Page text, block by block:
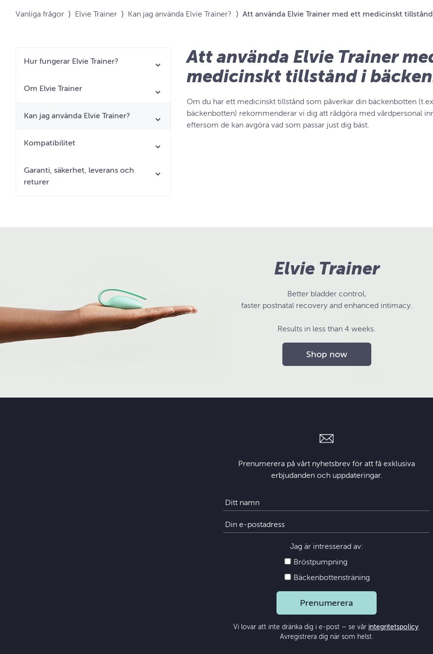
Vanliga frågor ⟩ Elvie Trainer ⟩ Kan jag använda Elvie Trainer? ⟩ Att använda Elvie Trainer med ett medicinskt
Hur fungerar Elvie Trainer?
Om Elvie Trainer
Kan jag använda Elvie Trainer?
Kompatibilitet
Garanti, säkerhet, leverans och
returer
Att använda Elvie Trainer
medicinskt tillstånd i
Om du har ett medicinskt tillstånd som påverkar din bäckenbotten
bäckenbotten) rekommenderar vi dig att rådgöra med vårdpersonal
eftersom de kan avgöra vad som passar just dig bäst.
Elvie Trainer
Better bladder control,
faster postnatal recovery and enhanced intimacy.
Results in less than 4 weeks.
Shop now
Prenumerera på vårt nyhetsbrev för att få exklusiva
erbjudanden och uppdateringar.
Jag är intresserad av:
Bröstpumpning
Bäckenbottensträning
Prenumerera
Vi lovar att inte dränka dig i e-post – se vår integritetspolicy.
Avregistrera dig när som helst.